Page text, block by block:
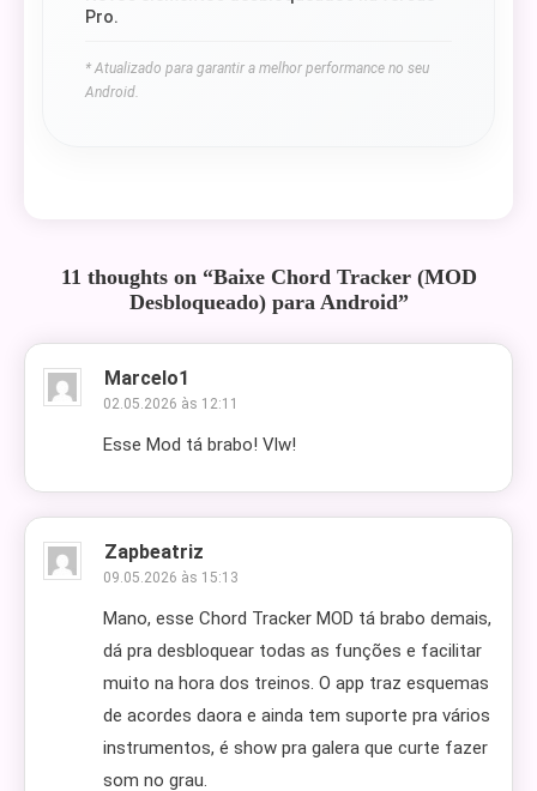
Pro.
* Atualizado para garantir a melhor performance no seu
Android.
11 thoughts on “Baixe Chord Tracker (MOD
Desbloqueado) para Android”
Marcelo1
02.05.2026 às 12:11
Esse Mod tá brabo! Vlw!
Zapbeatriz
09.05.2026 às 15:13
Mano, esse Chord Tracker MOD tá brabo demais,
dá pra desbloquear todas as funções e facilitar
muito na hora dos treinos. O app traz esquemas
de acordes daora e ainda tem suporte pra vários
instrumentos, é show pra galera que curte fazer
som no grau.